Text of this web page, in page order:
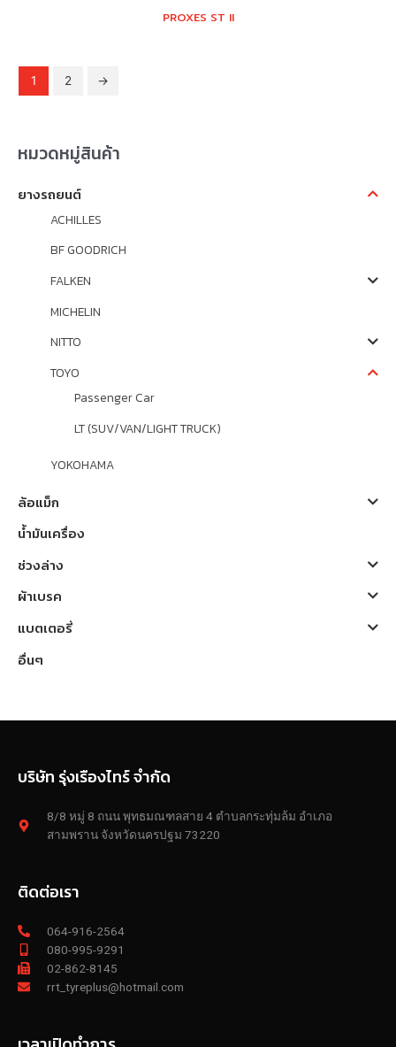
หมวดหมู่สินค้า
ยางรถยนต์
ACHILLES
BF GOODRICH
FALKEN
MICHELIN
NITTO
TOYO
Passenger Car
LT (SUV/VAN/LIGHT TRUCK)
YOKOHAMA
ล้อแม็ก
น้ำมันเครื่อง
ช่วงล่าง
ผ้าเบรค
แบตเตอรี่
อื่นๆ
PROXES ST II
1 2 →
บริษัท รุ่งเรืองไทร์ จำกัด
8/8 หมู่ 8 ถนน พุทธมณฑลสาย 4 ตำบลกระทุ่มล้ม อำเภอ
สามพราน จังหวัดนครปฐม 73220
ติดต่อเรา
064-916-2564
080-995-9291
02-862-8145
rrt_tyreplus@hotmail.com